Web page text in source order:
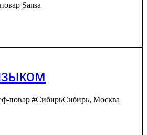
Sansa
повар #СибирьСибирь, Москва